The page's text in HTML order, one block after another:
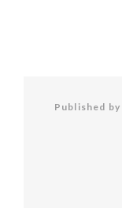
Published by